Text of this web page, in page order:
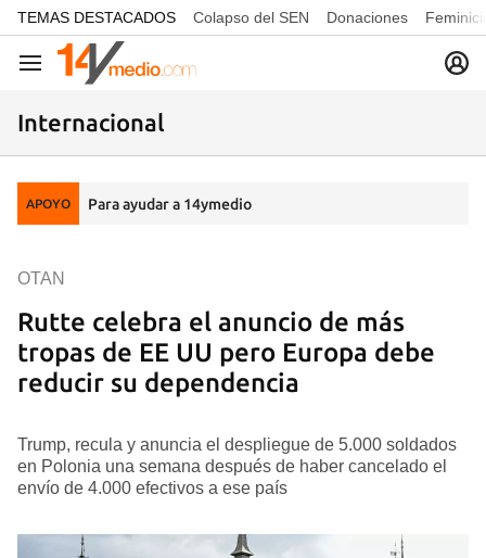
common.go-to-content
TEMAS DESTACADOS Colapso del SEN Donaciones
Navegación
Internacional
APOYO Para ayudar a 14ymedio
Rutte celebra el anuncio de más
tropas de EE UU pero Europa debe
reducir su dependencia
OTAN
Trump, recula y anuncia el despliegue de 5.000 soldados
en Polonia una semana después de haber cancelado el
envío de 4.000 efectivos a ese país